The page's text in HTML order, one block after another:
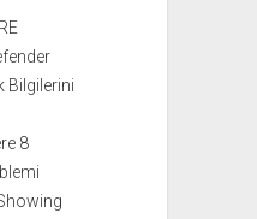
Bilgilerini
8